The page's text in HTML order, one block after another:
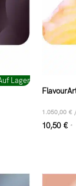
Lager
1.050,00 €
10,50 € *